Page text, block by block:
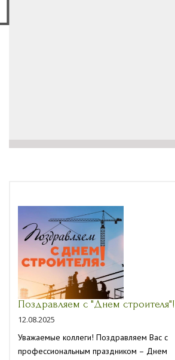
Поздравляем с "Днем строителя"!
12.08.2025
Уважаемые коллеги! Поздравляем Вас с
профессиональным праздником – Днем